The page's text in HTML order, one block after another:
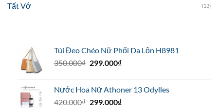
Tất Vớ (13)
Túi Đeo Chéo Nữ Phối Da Lộn H8981
350.000₫ Giá
350.000₫.
299.000₫Giá
là:
299.000₫.
Nước Hoa Nữ Athoner 13 Odylles
420.000₫ Giá
299.000₫Giá